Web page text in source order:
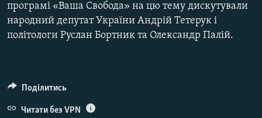
Усі сайти RFE/RL
програмі «Ваша Свобода» на цю тему дискутували
народний депутат України Андрій Тетерук і
політологи Руслан Бортник та Олександр Палій.
Поділитись
Читати без VPN